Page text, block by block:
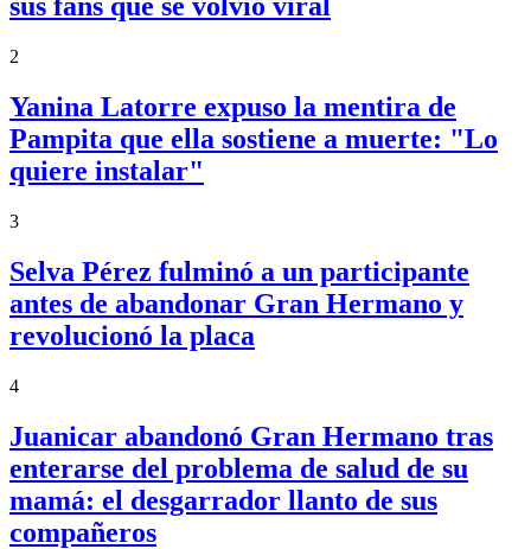
sus fans que se volvió viral
2
Yanina Latorre expuso la mentira de
Pampita que ella sostiene a muerte: "Lo
quiere instalar"
3
Selva Pérez fulminó a un participante
antes de abandonar Gran Hermano y
revolucionó la placa
4
Juanicar abandonó Gran Hermano tras
enterarse del problema de salud de su
mamá: el desgarrador llanto de sus
compañeros